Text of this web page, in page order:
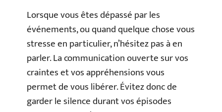
Lorsque vous êtes dépassé par les
événements, ou quand quelque chose vous
stresse en particulier, n’hésitez pas à en
parler. La communication ouverte sur vos
craintes et vos appréhensions vous
permet de vous libérer. Évitez donc de
garder le silence durant vos épisodes